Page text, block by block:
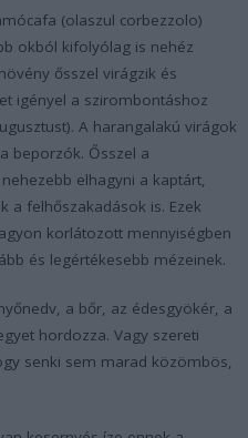
(olaszul corbezzolo)
okból kifolyólag is nehéz
ősszel virágzik és
igényel a szirombontáshoz
A harangalakú virágok
beporzók. Ősszel a
elhagyni a kaptárt,
a felhőszakadások is. Ezek
korlátozott mennyiségben
és legértékesebb mézeinek.
a bőr, az édesgyökér, a
hordozza. Vagy szereti
senki sem marad közömbös,